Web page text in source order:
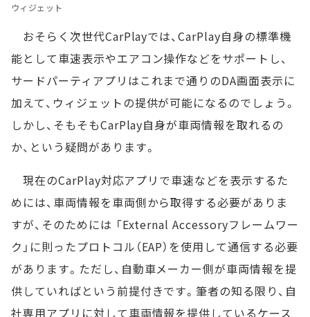
ウィジェット
おそらく次世代CarPlayでは、CarPlay自身の標準機
能として車速表示やエアコン操作などをサポートし、
サードパーティアプリはこれまで通りのDA画面表示に
加えて、ウィジェットの提供が可能になるのでしょう。
しかし、そもそもCarPlay自身が車両情報を取れるの
か、という疑問があります。
現在のCarPlay対応アプリで車速などを表示するた
めには、車両情報を車両側から取得する必要がありま
すが、そのためには 「External Accessoryフレームワー
ク」に則ったプロトコル（EAP）を使用して通信する必要
があります。ただし、自動車メーカー側が車両情報を提
供していればという前提付きです。筆者の知る限り、自
社専用アプリに対して車両情報を提供しているケース